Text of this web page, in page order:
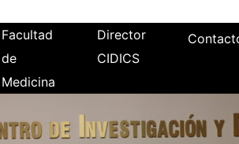
Facultad
de
Medicina
Director
CIDICS